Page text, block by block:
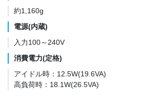
約1,160g
電源(内蔵)
入力100～240V
消費電力(定格)
アイドル時：12.5W(19.6VA)
高負荷時：18.1W(26.5VA)